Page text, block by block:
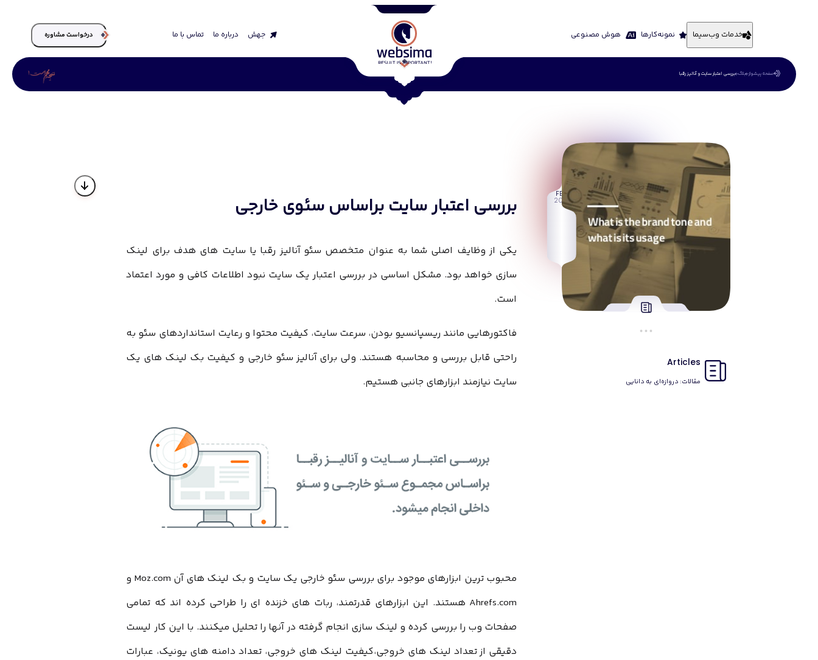
خدمات وب‌سیما نمونه‌کارها هوش مصنوعی جهش درباره ما تماس با ما درخواست مشاوره
صفحه پیشواز بلاگ بررسی اعتبار سایت و آنالیز رقبا
بررسی اعتبار سایت براساس سئوی خارجی
یکی از وظایف اصلی شما به عنوان متخصص سئو آنالیز رقبا یا سایت های هدف برای لینک
سازی خواهد بود. مشکل اساسی در بررسی اعتبار یک سایت نبود اطلاعات کافی و مورد اعتماد
است.
فاکتورهایی مانند ریسپانسیو بودن، سرعت سایت، کیفیت محتوا و رعایت استانداردهای سئو به
راحتی قابل بررسی و محاسبه هستند. ولی برای آنالیز سئو خارجی و کیفیت بک لینک های یک
سایت نیازمند ابزارهای جانبی هستیم.
محبوب ترین ابزارهای موجود برای بررسی سئو خارجی یک سایت و بک لینک های آن Moz.com و
Ahrefs.com‌ هستند. این ابزارهای قدرتمند، ربات های خزنده ای را طراحی کرده اند که تمامی
صفحات وب را بررسی کرده و لینک سازی انجام گرفته در آنها را تحلیل میکنند. با این کار لیست
دقیقی از تعداد لینک های خروجی،‌کیفیت لینک های خروجی، تعداد دامنه های یونیک، عبارات
03
FEB
2018
Articles
مقالات: دروازه‌ای به دانایی